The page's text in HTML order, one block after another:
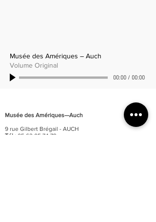
Musée des Amériques – Auch
Volume Original
00:00/ 00:00
Musée des Amériques—Auch
9 rue Gilbert Brégail - AUCH
Tél : 05 62 05 74 79